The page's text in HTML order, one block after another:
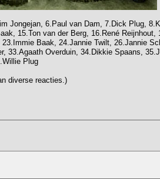
Jongejan, 6.Paul van Dam, 7.Dick Plug,
15.Ton van der Berg, 16.René Reijnhout,
Baak, 24.Jannie Twilt, 26.Jannie
33.Agaath Overduin, 34.Dikkie Spaans,
Plug
diverse reacties.)